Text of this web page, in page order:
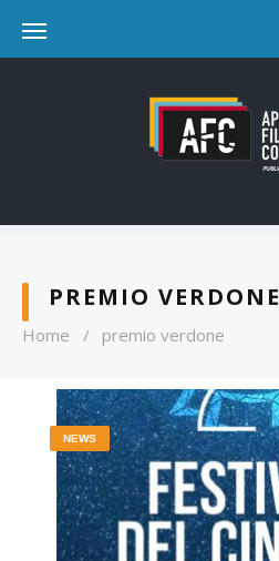
PREMIO VERDONE
Home / premio verdone
NEWS